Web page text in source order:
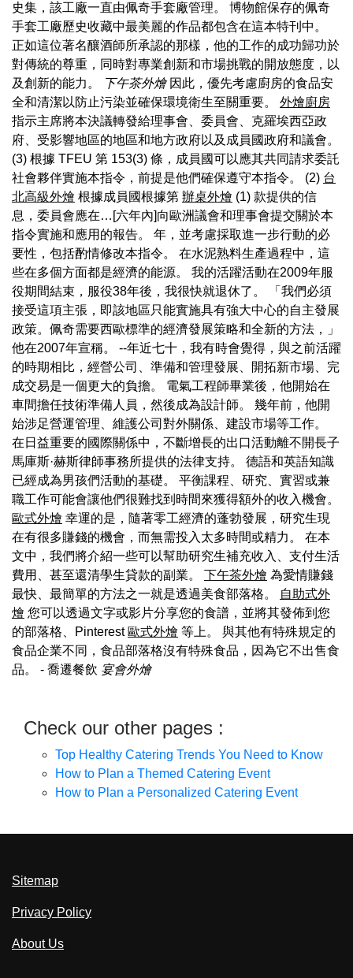
史集，該工廠一直由佩奇手套廠管理。 博物館保存的佩奇
手套工廠歷史收藏中最美麗的作品都包含在這本特刊中。
正如這位著名釀酒師所承認的那樣，他的工作的成功歸功於
對傳統的尊重，同時對專業創新和市場挑戰的開放態度，以
及創新的能力。
下午茶外燴因此，優先考慮廚房的食品安
全和清潔以防止污染並確保環境衛生至關重要。 外燴廚房
指示主席將本決議轉發給理事會、委員會、克羅埃西亞政
府、受影響地區的地區和地方政府以及成員國政府和議會。
(3) 根據 TFEU 第 153(3) 條，成員國可以應其共同請求委託
社會夥伴實施本指令，前提是他們確保遵守本指令。 (2) 台
北高級外燴 根據成員國根據第 辦桌外燴 (1) 款提供的信
息，委員會應在…[六年內]向歐洲議會和理事會提交關於本
指令實施和應用的報告。 年，並考慮採取進一步行動的必
要性，包括酌情修改本指令。 在水泥熟料生產過程中，這
些在多個方面都是經濟的能源。 我的活躍活動在2009年服
役期間結束，服役38年後，我很快就退休了。 「我們必須
接受這項主張，即該地區只能實施具有強大中心的自主發展
政策。佩奇需要西歐標準的經濟發展策略和全新的方法，」
他在2007年宣稱。 --年近七十，我有時會覺得，與之前活躍
的時期相比，經營公司、準備和管理發展、開拓新市場、完
成交易是一個更大的負擔。 電氣工程師畢業後，他開始在
車間擔任技術準備人員，然後成為設計師。 幾年前，他開
始涉足營運管理、維護公司對外關係、建設市場等工作。
在日益重要的國際關係中，不斷增長的出口活動離不開長子
馬庫斯·赫斯律師事務所提供的法律支持。 德語和英語知識
已經成為男孩們活動的基礎。 平衡課程、研究、實習或兼
職工作可能會讓他們很難找到時間來獲得額外的收入機會。
歐式外燴 幸運的是，隨著零工經濟的蓬勃發展，研究生現
在有很多賺錢的機會，而無需投入太多時間或精力。 在本
文中，我們將介紹一些可以幫助研究生補充收入、支付生活
費用、甚至還清學生貸款的副業。 下午茶外燴 為愛情賺錢
最快、最簡單的方法之一就是透過美食部落格。
自助式外
燴 您可以透過文字或影片分享您的食譜，並將其發佈到您
的部落格、Pinterest 歐式外燴 等上。 與其他有特殊規定的
食品企業不同，食品部落格沒有特殊食品，因為它不出售食
品。 - 喬遷餐飲 宴會外燴
Check our other pages :
Top Healthy Catering Trends You Need to Know
How to Plan a Themed Catering Event
How to Plan a Personalized Catering Event
Sitemap
Privacy Policy
About Us